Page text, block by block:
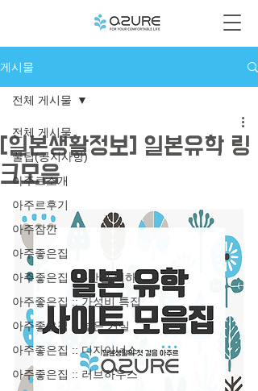
게시물
전체 게시물
꿀팁(공지사항)
아주르소개
아주르후기
아주잠깐
아주좋은집
아주좋은집 :: 5만엔 이하
아주좋은집 :: 가성비 특집
아주좋은집 :: 넓은 거실
아주좋은집 :: 디자이너스
아주좋은집 :: 러브하우스
전체 게시물
[일본생활정보] 일본유학 링
크모음